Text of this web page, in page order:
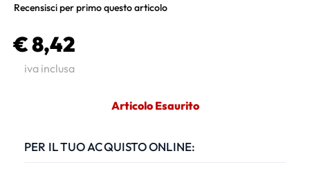
Recensisci per primo questo articolo
€ 8,42
iva inclusa
Articolo Esaurito
PER IL TUO ACQUISTO ONLINE: